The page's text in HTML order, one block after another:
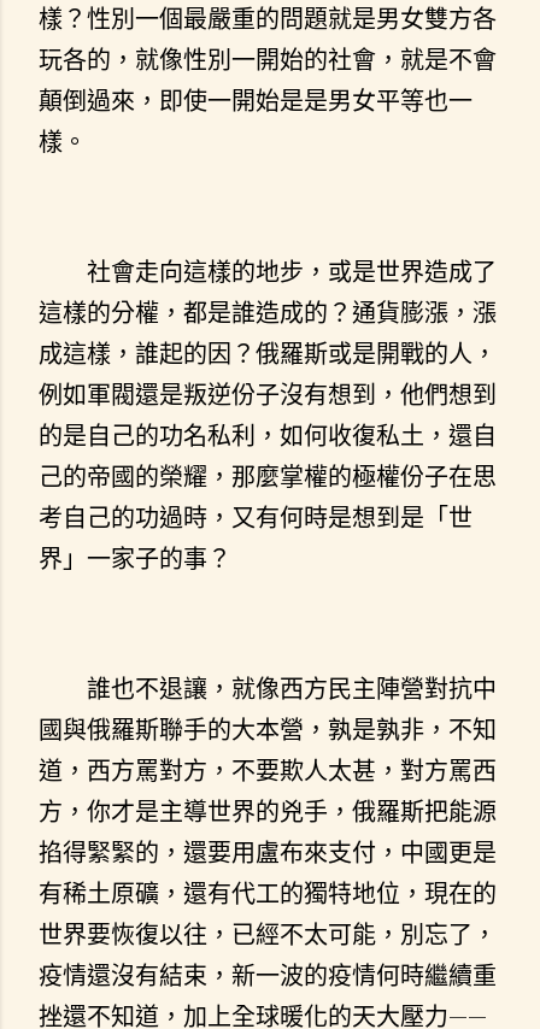
樣？性別一個最嚴重的問題就是男女雙方各
玩各的，就像性別一開始的社會，就是不會
顛倒過來，即使一開始是是男女平等也一
樣。
社會走向這樣的地步，或是世界造成了
這樣的分權，都是誰造成的？通貨膨漲，漲
成這樣，誰起的因？俄羅斯或是開戰的人，
例如軍閥還是叛逆份子沒有想到，他們想到
的是自己的功名私利，如何收復私土，還自
己的帝國的榮耀，那麼掌權的極權份子在思
考自己的功過時，又有何時是想到是「世
界」一家子的事？
誰也不退讓，就像西方民主陣營對抗中
國與俄羅斯聯手的大本營，孰是孰非，不知
道，西方罵對方，不要欺人太甚，對方罵西
方，你才是主導世界的兇手，俄羅斯把能源
掐得緊緊的，還要用盧布來支付，中國更是
有稀土原礦，還有代工的獨特地位，現在的
世界要恢復以往，已經不太可能，別忘了，
疫情還沒有結束，新一波的疫情何時繼續重
挫還不知道，加上全球暖化的天大壓力——